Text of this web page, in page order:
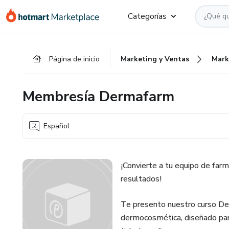
Categorías
Página de inicio Marketing y Ventas
Membresía Dermafarm
Español
¡Convierte a tu equipo de
resultados!
Te presento nuestro curso
dermocosmética, diseñado